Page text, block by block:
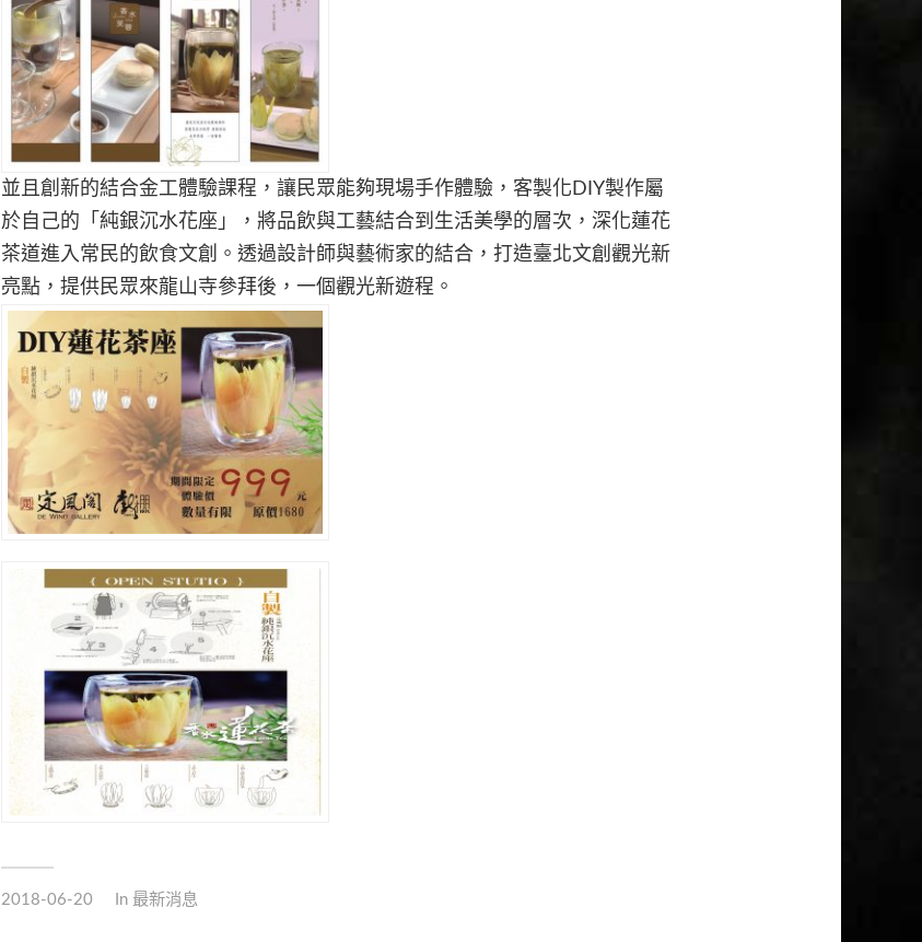
並且創新的結合金工體驗課程，讓民眾能夠現場手作體驗，客製化DIY製作屬
於自己的「純銀沉水花座」，將品飲與工藝結合到生活美學的層次，深化蓮花
茶道進入常民的飲食文創。透過設計師與藝術家的結合，打造臺北文創觀光新
亮點，提供民眾來龍山寺參拜後，一個觀光新遊程。
2018-06-20 In 最新消息